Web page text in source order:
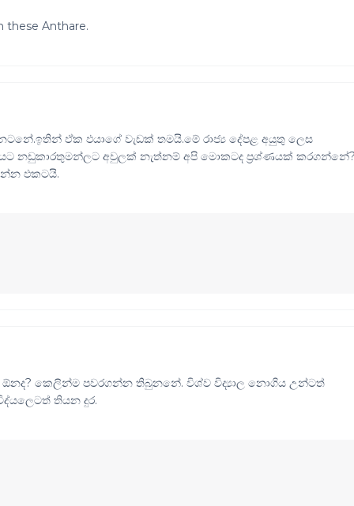
these Anthare.
ඵ්ක ඵයාගේ වැඩක් තමයි.මේ රාජ්‍ය දේපළ අයුතු ලෙස
නඩුකාරතුමන්ලට අවුලක් නැත්නම් අපි මොකටද ප්‍රශ්ණයක්
ඵකටයි.
කෙලින්ම පවරගන්න තිබුනනේ. විශ්ව විද්‍යාල නොගිය උන්ටත්
තියන දුර.